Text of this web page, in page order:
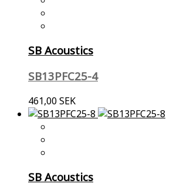
SB Acoustics
SB13PFC25-4
461,00 SEK
SB Acoustics